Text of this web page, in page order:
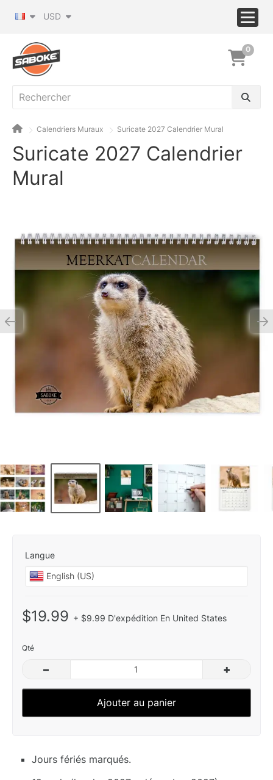
USD
0
Calendriers Muraux Suricate 2027 Calendrier Mural
Suricate 2027 Calendrier
Mural
Langue
$19.99 + $9.99 D'expédition En United States
Qté
– +
Ajouter au panier
Jours fériés marqués.